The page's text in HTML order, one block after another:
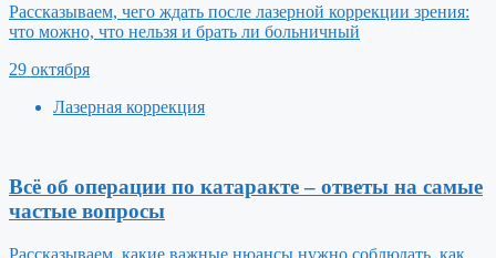
Рассказываем, чего ждать после лазерной коррекции зрения:
что можно, что нельзя и брать ли больничный
29 октября
Лазерная коррекция
Всё об операции по катаракте – ответы на самые
частые вопросы